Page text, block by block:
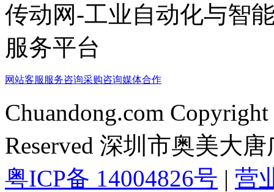
传动网-工业自动化与智
服务平台
网站客服 服务咨询采购咨询媒体合作
Chuandong.com
Reserved 深圳市奥美大
粤ICP备 14004826号 | 营